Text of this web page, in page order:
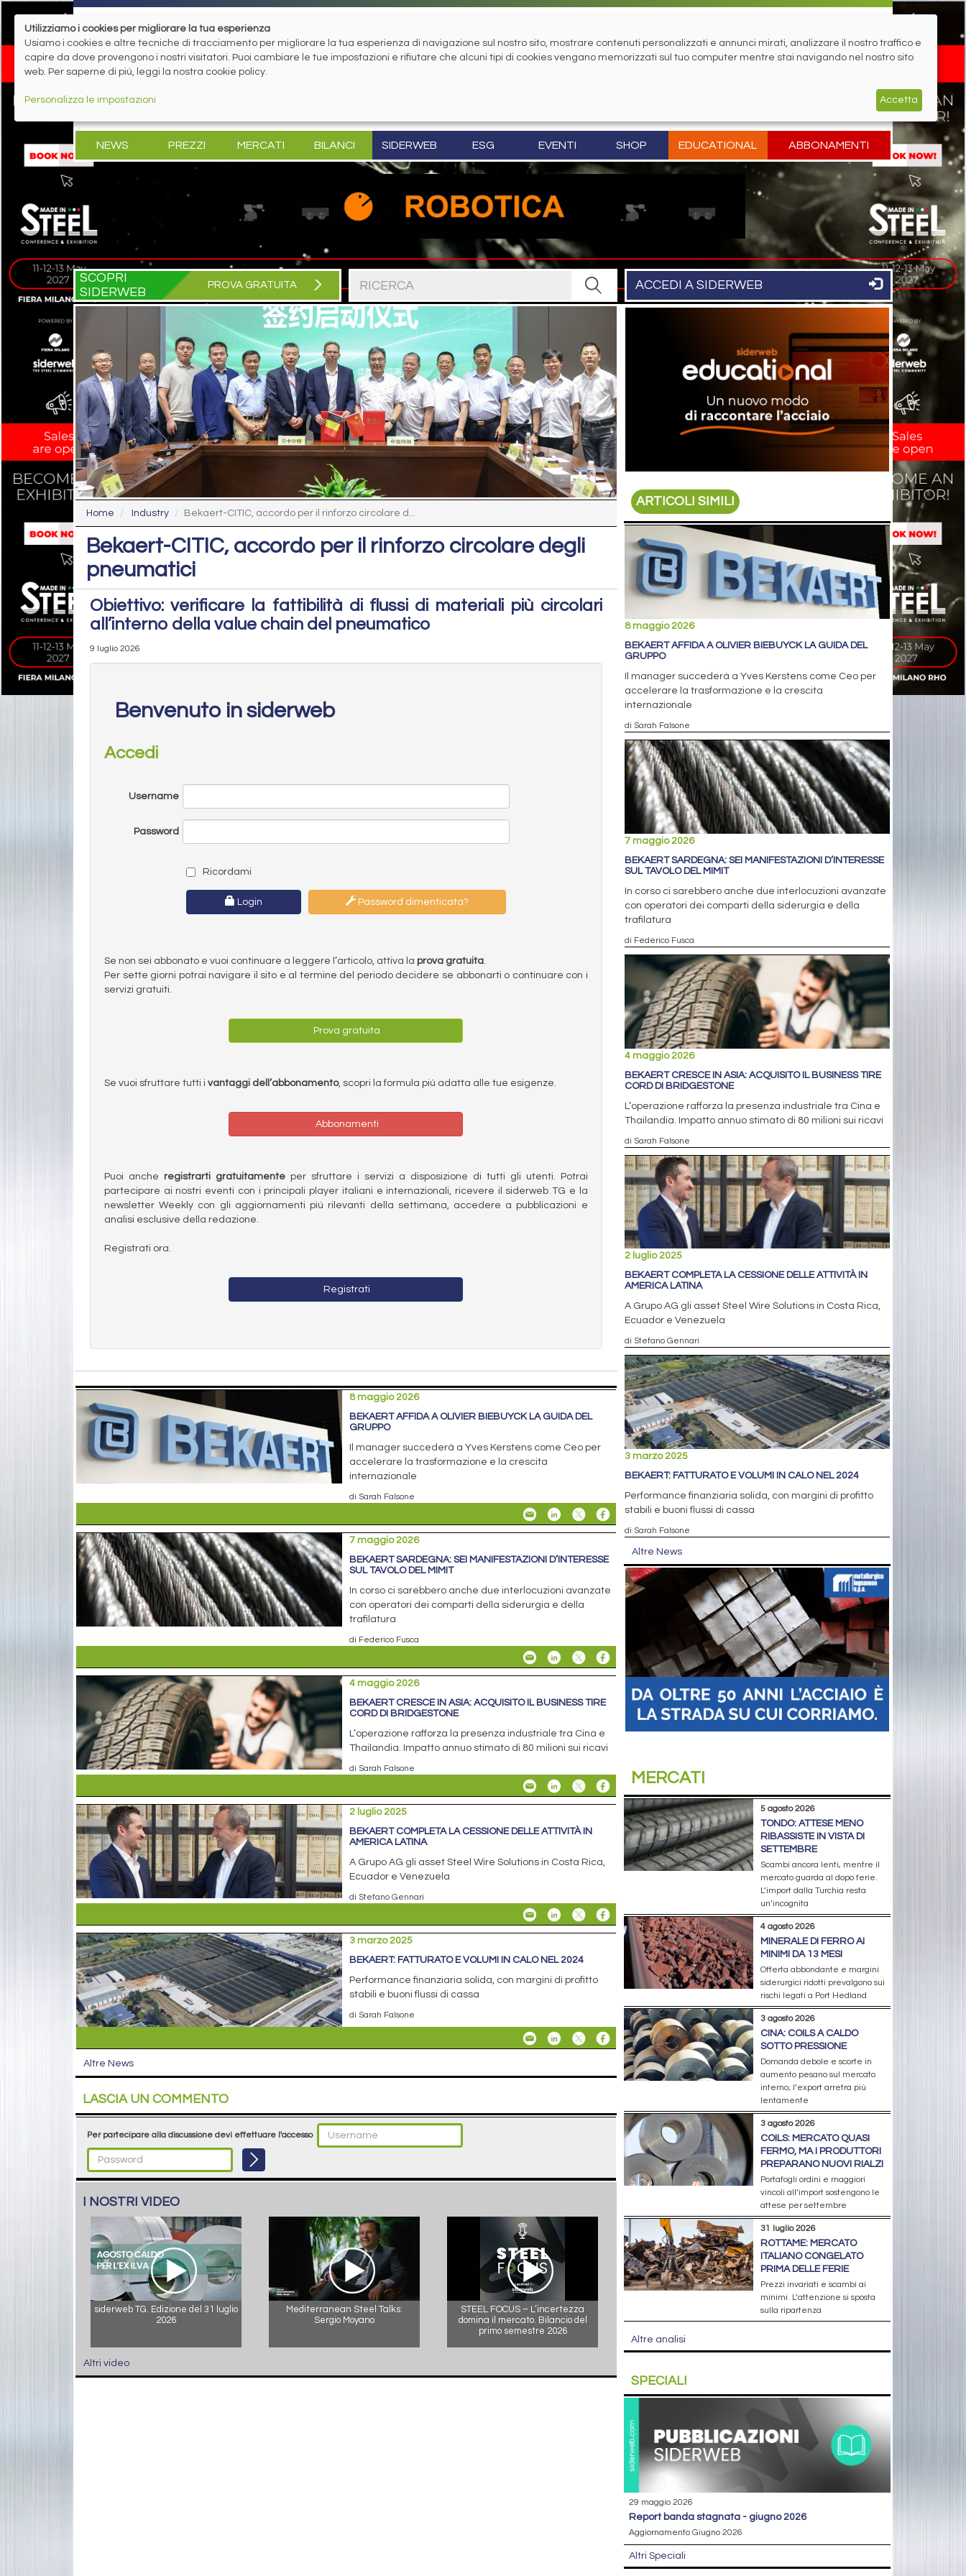
NEWS PREZZI MERCATI BILANCI SIDERWEB ESG EVENTI SHOP EDUCATIONAL ABBONAMENTI
SCOPRI
SIDERWEB
PROVA GRATUITA ACCEDI A SIDERWEB
Home Industry Bekaert-CITIC, accordo per il rinforzo circolare d...
Bekaert-CITIC, accordo per il rinforzo circolare degli
pneumatici
Obiettivo: verificare la fattibilità di flussi di materiali più circolari
all’interno della value chain del pneumatico
9 luglio 2026
Benvenuto in siderweb
Accedi
Username
Password
Ricordami
Login Password dimenticata?
Se non sei abbonato e vuoi continuare a leggere l’articolo, attiva la prova gratuita.
Per sette giorni potrai navigare il sito e al termine del periodo decidere se abbonarti o continuare con i
servizi gratuiti.
Prova gratuita
Se vuoi sfruttare tutti i vantaggi dell’abbonamento, scopri la formula più adatta alle tue esigenze.
Abbonamenti
Puoi anche registrarti gratuitamenteper sfruttare i servizi a disposizione di tutti gli utenti. Potrai
partecipare ai nostri eventi con i principali player italiani e internazionali, ricevere il siderweb TG e la
newsletter Weekly con gli aggiornamenti più rilevanti della settimana, accedere a pubblicazioni e
analisi esclusive della redazione.
Registrati ora.
Registrati
8 maggio 2026
BEKAERT AFFIDA A OLIVIER BIEBUYCK LA GUIDA DEL
GRUPPO
Il manager succederà a Yves Kerstens come Ceo per
accelerare la trasformazione e la crescita
internazionale
di Sarah Falsone
7 maggio 2026
BEKAERT SARDEGNA: SEI MANIFESTAZIONI D’INTERESSE
SUL TAVOLO DEL MIMIT
In corso ci sarebbero anche due interlocuzioni avanzate
con operatori dei comparti della siderurgia e della
trafilatura
di Federico Fusca
4 maggio 2026
BEKAERT CRESCE IN ASIA: ACQUISITO IL BUSINESS TIRE
CORD DI BRIDGESTONE
L’operazione rafforza la presenza industriale tra Cina e
Thailandia. Impatto annuo stimato di 80 milioni sui ricavi
di Sarah Falsone
2 luglio 2025
BEKAERT COMPLETA LA CESSIONE DELLE ATTIVITÀ IN
AMERICA LATINA
A Grupo AG gli asset Steel Wire Solutions in Costa Rica,
Ecuador e Venezuela
di Stefano Gennari
3 marzo 2025
BEKAERT: FATTURATO E VOLUMI IN CALO NEL 2024
Performance finanziaria solida, con margini di profitto
stabili e buoni flussi di cassa
di Sarah Falsone
Altre News
LASCIA UN COMMENTO
Per partecipare alla discussione devi effettuare l'accesso
I NOSTRI VIDEO
siderweb TG. Edizione del 31 luglio
2026
Mediterranean Steel Talks:
Sergio Moyano
STEEL FOCUS – L’incertezza
domina il mercato. Bilancio del
primo semestre 2026
Altri video
ARTICOLI SIMILI
8 maggio 2026
BEKAERT AFFIDA A OLIVIER BIEBUYCK LA GUIDA DEL
GRUPPO
Il manager succederà a Yves Kerstens come Ceo per
accelerare la trasformazione e la crescita
internazionale
di Sarah Falsone
7 maggio 2026
BEKAERT SARDEGNA: SEI MANIFESTAZIONI D’INTERESSE
SUL TAVOLO DEL MIMIT
In corso ci sarebbero anche due interlocuzioni avanzate
con operatori dei comparti della siderurgia e della
trafilatura
di Federico Fusca
4 maggio 2026
BEKAERT CRESCE IN ASIA: ACQUISITO IL BUSINESS TIRE
CORD DI BRIDGESTONE
L’operazione rafforza la presenza industriale tra Cina e
Thailandia. Impatto annuo stimato di 80 milioni sui ricavi
di Sarah Falsone
2 luglio 2025
BEKAERT COMPLETA LA CESSIONE DELLE ATTIVITÀ IN
AMERICA LATINA
A Grupo AG gli asset Steel Wire Solutions in Costa Rica,
Ecuador e Venezuela
di Stefano Gennari
3 marzo 2025
BEKAERT: FATTURATO E VOLUMI IN CALO NEL 2024
Performance finanziaria solida, con margini di profitto
stabili e buoni flussi di cassa
di Sarah Falsone
Altre News
MERCATI
5 agosto 2026
TONDO: ATTESE MENO
RIBASSISTE IN VISTA DI
SETTEMBRE
Scambi ancora lenti, mentre il
mercato guarda al dopo ferie.
L’import dalla Turchia resta
un’incognita
4 agosto 2026
MINERALE DI FERRO AI
MINIMI DA 13 MESI
Offerta abbondante e margini
siderurgici ridotti prevalgono sui
rischi legati a Port Hedland
3 agosto 2026
CINA: COILS A CALDO
SOTTO PRESSIONE
Domanda debole e scorte in
aumento pesano sul mercato
interno; l’export arretra più
lentamente
3 agosto 2026
COILS: MERCATO QUASI
FERMO, MA I PRODUTTORI
PREPARANO NUOVI RIALZI
Portafogli ordini e maggiori
vincoli all’import sostengono le
attese per settembre
31 luglio 2026
ROTTAME: MERCATO
ITALIANO CONGELATO
PRIMA DELLE FERIE
Prezzi invariati e scambi ai
minimi. L’attenzione si sposta
sulla ripartenza
Altre analisi
SPECIALI
29 maggio 2026
report banda stagnata - giugno 2026
Aggiornamento Giugno 2026
Altri Speciali
Utilizziamo i cookies per migliorare la tua esperienza
Usiamo i cookies e altre tecniche di tracciamento per migliorare la tua esperienza di navigazione sul nostro sito, mostrare contenuti personalizzati e annunci mirati, analizzare il nostro traffico e
capire da dove provengono i nostri visitatori. Puoi cambiare le tue impostazioni e rifiutare che alcuni tipi di cookies vengano memorizzati sul tuo computer mentre stai navigando nel nostro sito
web. Per saperne di più, leggi la nostra cookie policy.
Personalizza le impostazioni Accetta